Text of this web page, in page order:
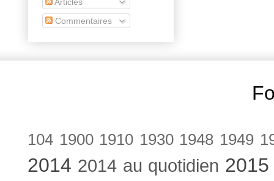
Commentaires
104 1900 1910 1930 1948 1949
2014 2014 au quotidien